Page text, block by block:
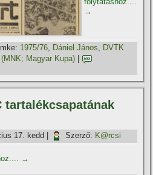
→
1975/76, Dániel János, DVTK
(MNK; Magyar Kupa)
tartalékcsapatának
17. kedd Szerző: K@rcsi
→